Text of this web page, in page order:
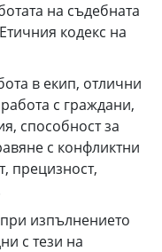
на съдебната
кодекс на
в екип, отлични
с граждани,
способност за
с конфликтни
прецизност,
изпълнението
с тези на